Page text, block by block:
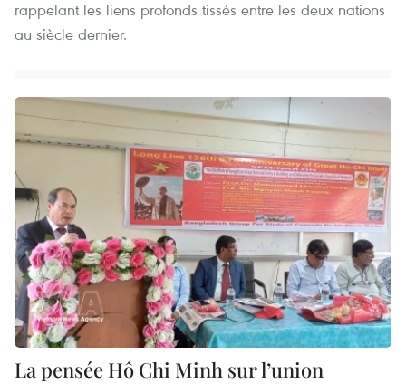
rappelant les liens profonds tissés entre les deux nations
au siècle dernier.
La pensée Hô Chi Minh sur l’union